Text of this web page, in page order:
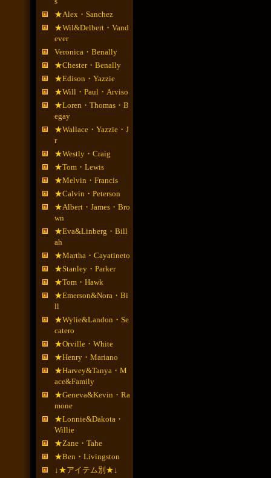
★Alex・Sanchez
★Wil&Delbert・Vand
ever
Veronica・Benally
★Chester・Benally
★Edison・Yazzie
★Will・Paul・Arviso
★Loren・Thomas・B
egay
★Wallace・Yazzie・J
r
★Westly・Craig
★Tom・Lewis
★Melvin・Francis
★Calvin・Peterson
★Albert・James・Bro
wn
★Eva&Linberg・Bill
ah
★Martha・Cayatineto
★Stanley・Parker
★Tom・Hawk
★Emerson&Nora・Bi
ll
★Wylie&Landon・Se
catero
★Orville・White
★Henry・Mariano
★Harvey&Tanya・M
ace&Family
★Geneva&Kevin・Ra
mone
★Lonnie&Dakota・
Willie
★Zane・Tahe
★Ben・Livingston
↓★アイテム別★↓